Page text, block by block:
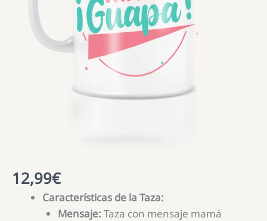
12,99€
Características de la Taza:
Mensaje: Taza con mensaje mamá